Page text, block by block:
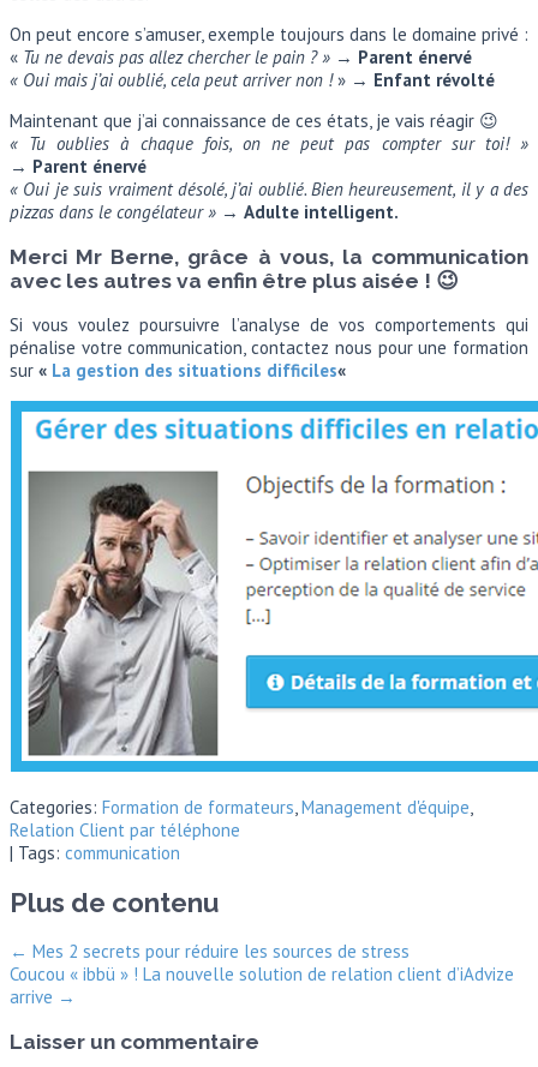
On peut encore s’amuser, exemple toujours dans le domaine privé :
« Tu ne devais pas allez chercher le pain ? » → Parent énervé
« Oui mais j’ai oublié, cela peut arriver non !» → Enfant révolté
Maintenant que j’ai connaissance de ces états, je vais réagir 😉
« Tu oublies à chaque fois, on ne peut pas compter sur toi! »
→ Parent énervé
« Oui je suis vraiment désolé, j’ai oublié. Bien heureusement, il y a des
pizzas dans le congélateur » → Adulte intelligent.
Merci Mr Berne, grâce à vous, la communication
avec les autres va enfin être plus aisée ! 😉
Si vous voulez poursuivre l’analyse de vos comportements qui
pénalise votre communication, contactez nous pour une formation
sur « La gestion des situations difficiles«
Categories: Formation de formateurs,Management d'équipe,
Relation Client par téléphone
| Tags: communication
Plus de contenu
← Mes 2 secrets pour réduire les sources de stress
Coucou « ibbü » ! La nouvelle solution de relation client d’iAdvize
arrive →
Laisser un commentaire